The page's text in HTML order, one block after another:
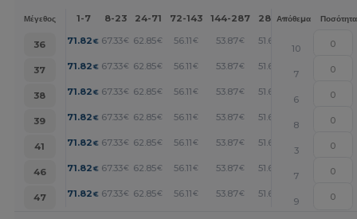
Μέγεθος 1-7 8-23 24-71 72-143 144-287 288 + Περισσότερα
Απόθεμα Ποσότητα
36 71.82 € 67.33€ 62.85€ 56.11€ 53.87€ 51.62
10
37
71.82 € 67.33€ 62.85€ 56.11€ 53.87€ 51.62
7
38
71.82 € 67.33€ 62.85€ 56.11€ 53.87€ 51.62
6
39
71.82 € 67.33€ 62.85€ 56.11€ 53.87€ 51.62
8
41
71.82 € 67.33€ 62.85€ 56.11€ 53.87€ 51.62
3
46
71.82 € 67.33€ 62.85€ 56.11€ 53.87€ 51.62
7
47
71.82 € 67.33€ 62.85€ 56.11€ 53.87€ 51.62
9